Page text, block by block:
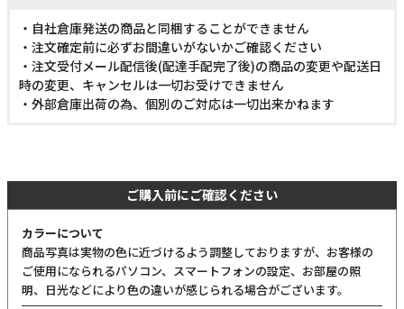
・自社倉庫発送の商品と同梱することができません
・注文確定前に必ずお間違いがないかご確認ください
・注文受付メール配信後(配達手配完了後)の商品の変更や配送日
時の変更、キャンセルは一切お受けできません
・外部倉庫出荷の為、個別のご対応は一切出来かねます
ご購入前にご確認ください
カラーについて
商品写真は実物の色に近づけるよう調整しておりますが、お客様の
ご使用になられるパソコン、スマートフォンの設定、お部屋の照
明、日光などにより色の違いが感じられる場合がございます。